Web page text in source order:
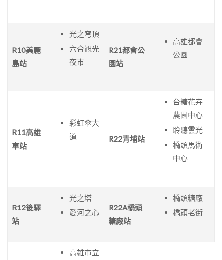
R10美麗
島站
光之穹頂
六合觀光
夜市
R21都會公
園站
高雄都會
公園
R11高雄
車站
彩虹傘大
道
R22青埔站
台糖花卉
農園中心
聆聽雲光
橋頭馬術
中心
R12後驛
站
光之塔
愛河之心
R22A橋頭
糖廠站
橋頭糖廠
橋頭老街
高雄市立